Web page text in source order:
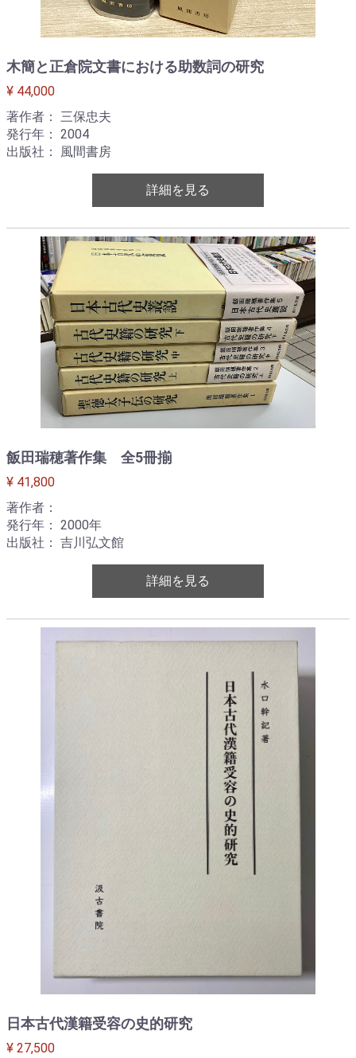
木簡と正倉院文書における助数詞の研究
¥ 44,000
著作者： 三保忠夫
発行年： 2004
出版社： 風間書房
詳細を見る
飯田瑞穂著作集 全5冊揃
¥ 41,800
著作者：
発行年： 2000年
出版社： 吉川弘文館
詳細を見る
日本古代漢籍受容の史的研究
¥ 27,500